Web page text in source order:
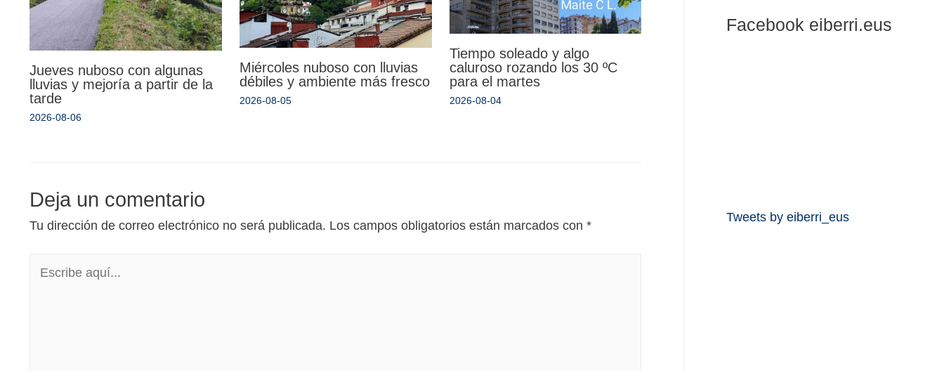
Jueves nuboso con algunas
lluvias y mejoría a partir de la
tarde
2026-08-06
Miércoles nuboso con lluvias
débiles y ambiente más fresco
2026-08-05
Tiempo soleado y algo
caluroso rozando los 30 ºC
para el martes
2026-08-04
Deja un comentario
Tu dirección de correo electrónico no será publicada. Los campos obligatorios están marcados con *
Facebook eiberri.eus
Tweets by eiberri_eus